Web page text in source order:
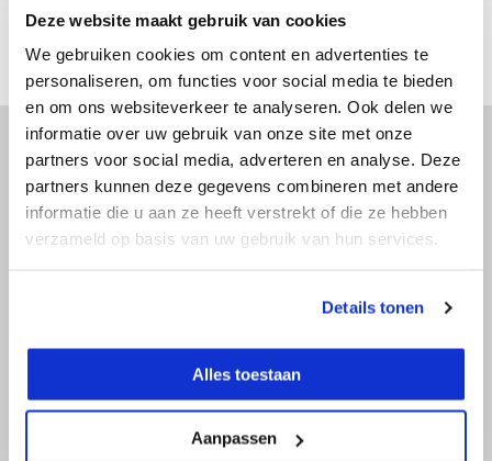
Deze website maakt gebruik van cookies
We gebruiken cookies om content en advertenties te
personaliseren, om functies voor social media te bieden
en om ons websiteverkeer te analyseren. Ook delen we
informatie over uw gebruik van onze site met onze
partners voor social media, adverteren en analyse. Deze
partners kunnen deze gegevens combineren met andere
informatie die u aan ze heeft verstrekt of die ze hebben
verzameld op basis van uw gebruik van hun services.
Details tonen
Alles toestaan
Aanpassen
Vergelijk Vergelijk
Advies nodig?
Bel direct met een specialist! Wij zijn
info@top-
afstandsmeter.nl